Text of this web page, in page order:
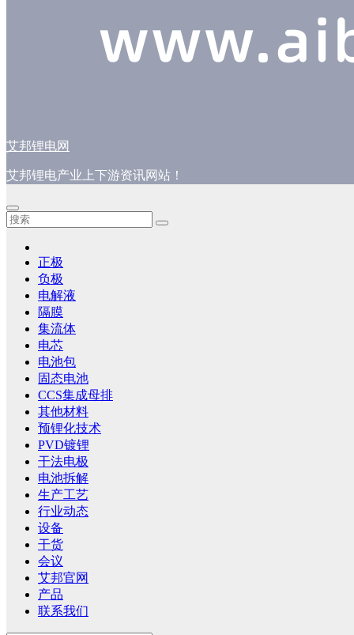
艾邦锂电网
艾邦锂电产业上下游资讯网站！
正极
负极
电解液
隔膜
集流体
电芯
电池包
固态电池
CCS集成母排
其他材料
预锂化技术
PVD镀锂
干法电极
电池拆解
生产工艺
行业动态
设备
干货
会议
艾邦官网
产品
联系我们